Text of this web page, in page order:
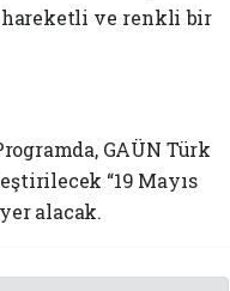
hareketli ve renkli bir
GAÜN Türk
“19 Mayıs
alacak.